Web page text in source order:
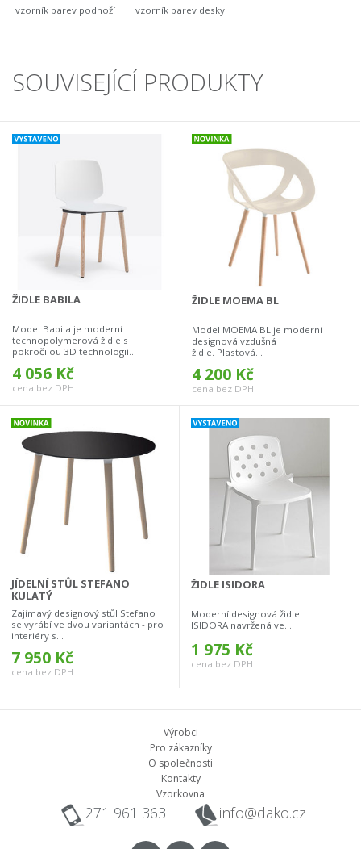
vzorník barev podnoží vzorník barev desky
SOUVISEJÍCÍ PRODUKTY
ŽIDLE BABILA
Model Babila je moderní
technopolymerová židle s
pokročilou 3D technologií...
4 056 Kč
cena bez DPH
ŽIDLE MOEMA BL
Model MOEMA BL je moderní
designová vzdušná
židle. Plastová...
4 200 Kč
cena bez DPH
JÍDELNÍ STŮL STEFANO
KULATÝ
Zajímavý designový stůl Stefano
se vyrábí ve dvou variantách - pro
interiéry s...
7 950 Kč
cena bez DPH
ŽIDLE ISIDORA
Moderní designová židle
ISIDORA navržená ve...
1 975 Kč
cena bez DPH
Výrobci
Pro zákazníky
O společnosti
Kontakty
Vzorkovna
271 961 363 info@dako.cz